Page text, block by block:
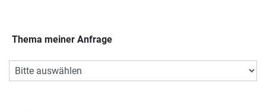
Thema meiner Anfrage